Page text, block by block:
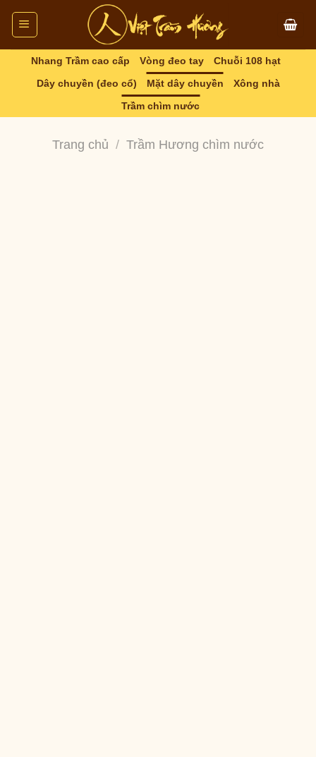
Skip
content
Nhang Trầm cao cấp Vòng đeo tay
Chuỗi 108 hạt
Dây chuyền (đeo cổ)
Mặt dây chuyền
Xông nhà
Trầm chìm nước
Trang chủ / Trầm Hương chìm nước